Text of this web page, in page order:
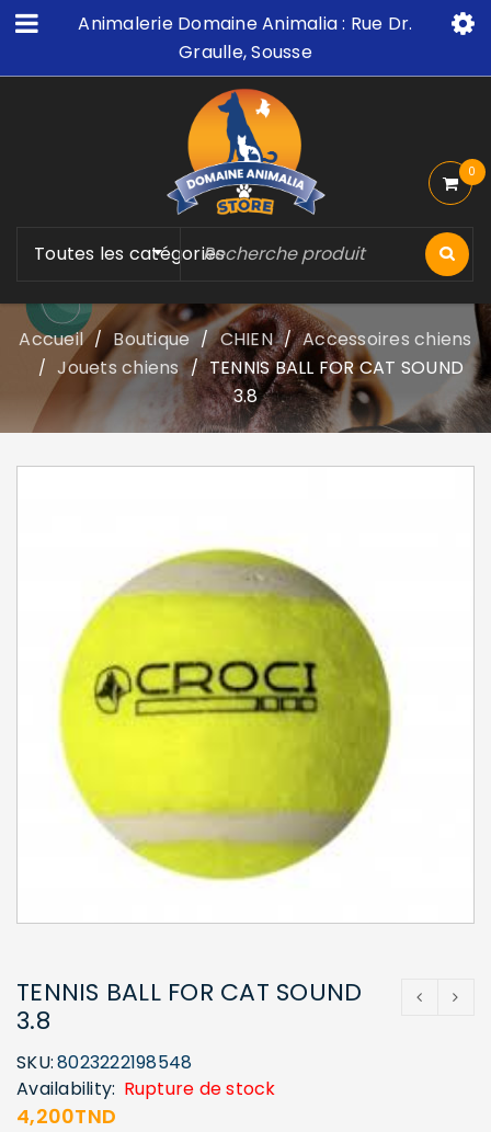
Animalerie Domaine Animalia : Rue Dr.
Graulle, Sousse
Toutes les catégories
0
Accueil / Boutique / CHIEN / Accessoires chiens
/ Jouets chiens / TENNIS BALL FOR CAT SOUND
3.8
TENNIS BALL FOR CAT SOUND
3.8
SKU:8023222198548
Availability: Rupture de stock
4,200TND